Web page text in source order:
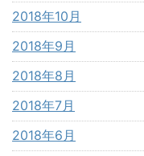
2018年10月
2018年9月
2018年8月
2018年7月
2018年6月